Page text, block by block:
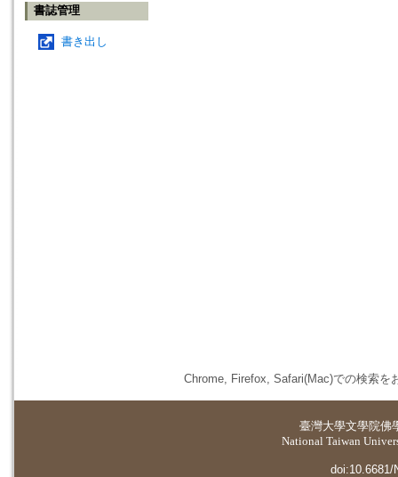
書誌管理
書き出し
Chrome, Firefox, Safari(Mac)での検索を
臺灣大學文學院佛
National Taiwan
doi:10.6681/